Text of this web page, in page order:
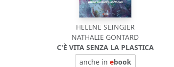
HELENE SEINGIER
NATHALIE GONTARD
C'È VITA SENZA LA PLASTICA
anche in ebook